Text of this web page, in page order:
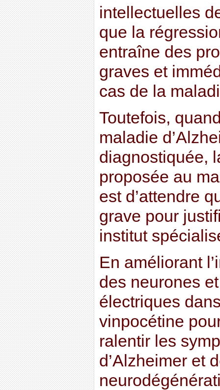
intellectuelles
que la
entraîne des
graves et
cas de la
Toutefois,
maladie
diagnostiquée,
proposée au
est d’attendre
grave pour
institut
En améliorant
des neurones
électriques
vinpocétine
ralentir les
d’Alzheimer et